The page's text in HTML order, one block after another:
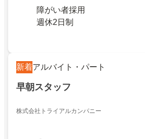
障がい者採用
週休2日制
新着アルバイト・パート
早朝スタッフ
株式会社トライアルカンパニー